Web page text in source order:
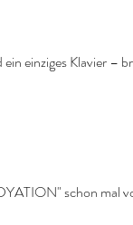
einziges Klavier –
schon mal